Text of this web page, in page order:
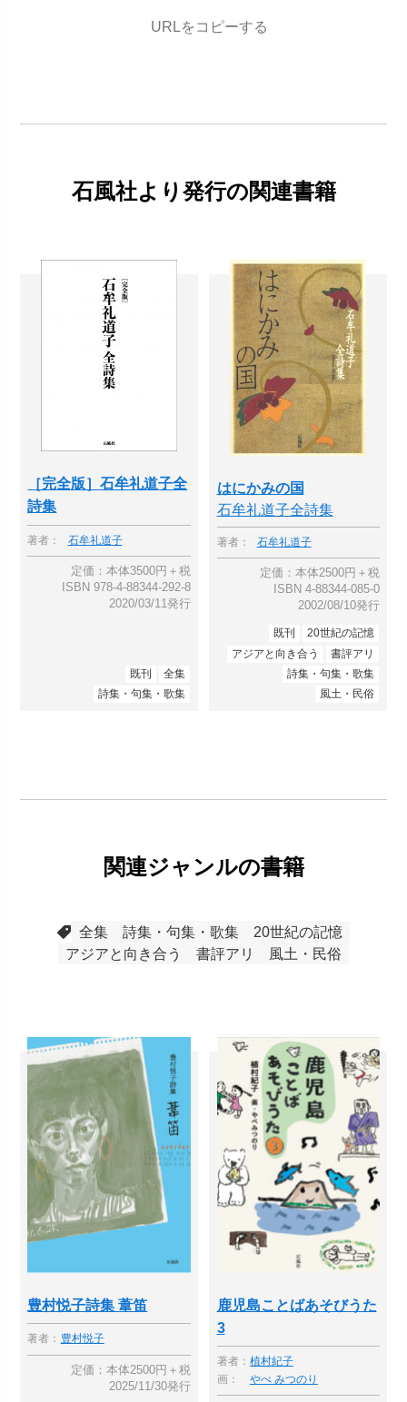
URLをコピーする
石風社より発行の関連書籍
［完全版］石牟礼道子全
詩集
著者： 石牟礼道子
定価：本体3500円＋税
ISBN 978-4-88344-292-8
2020/03/11発行
既刊
全集
詩集・句集・歌集
はにかみの国
石牟礼道子全詩集
著者： 石牟礼道子
定価：本体2500円＋税
ISBN 4-88344-085-0
2002/08/10発行
既刊
20世紀の記憶
アジアと向き合う
書評アリ
詩集・句集・歌集
風土・民俗
関連ジャンルの書籍
全集 詩集・句集・歌集
20世紀の記憶
アジアと向き合う
書評アリ 風土・民俗
豊村悦子詩集 葦笛
著者： 豊村悦子
定価：本体2500円＋税
2025/11/30発行
鹿児島ことばあそびうた
3
著者： 植村紀子
画：
やべ みつのり